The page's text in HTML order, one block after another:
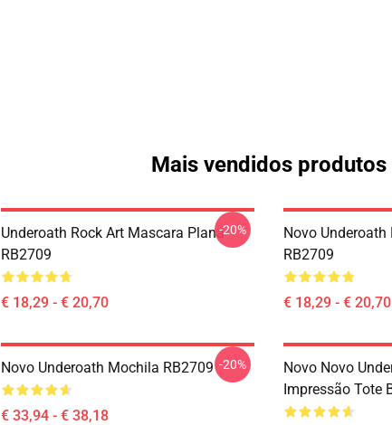
Mais vendidos produtos
Underoath Rock Art Mascara Plana
RB2709
€ 18,29 - € 20,70
-20%
Novo
RB2709
€ 18,29 - € 20,70
Novo Underoath Mochila RB2709
€ 33,94 - € 38,18
-20%
Novo Novo
Impressão Tote